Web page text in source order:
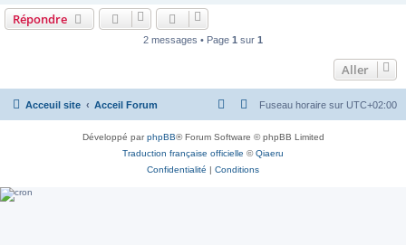
Répondre
2 messages • Page 1 sur 1
Aller
Acceuil site Acceil Forum Fuseau horaire sur UTC+02:00
Développé parphpBB® Forum Software © phpBB Limited
Traduction française officielle ©Qiaeru
Confidentialité | Conditions